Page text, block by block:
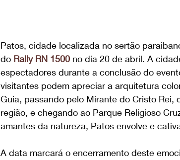
Patos, cidade localizada no sertão
do Rally RN 1500 no dia 20 de abril. A
espectadores durante a conclusão do
visitantes podem apreciar a arquitetura
Guia, passando pelo Mirante do Cristo
região, e chegando ao Parque Religioso
amantes da natureza, Patos envolve e
A data marcará o encerramento deste